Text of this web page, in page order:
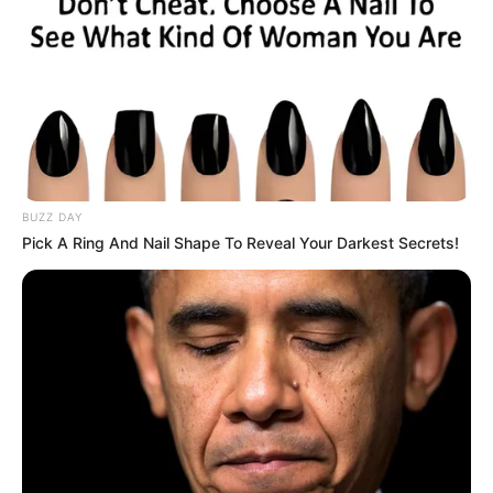
de 16 años de edad, conductor del vehículo y su amigo
Jhonatan López de 17 años, mientras el adolescente
Las autoridades iniciaron la investigación para el fatal
accidente que enluta a varias familias antioqueñas.
ALERTA BOGOTÁ EN GOOGLE NEWS
TEMAS RELACIONADOS
CAUCASIA, ANTIOQUIA
MEDELLÍN
ACCIDENTE DE TRÁNSITO
MUERTE DE MENORES
BUZZ DAY
Pick A Ring And Nail Shape To Reveal Your Darkest Secrets!